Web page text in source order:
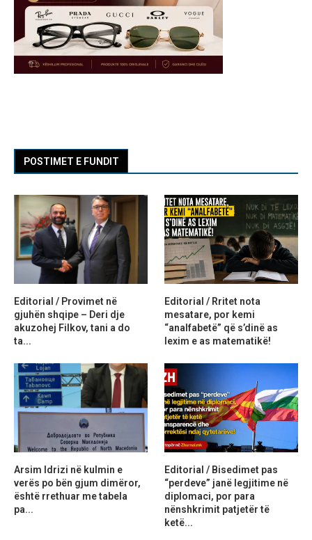
POSTIMET E FUNDIT
Editorial / Provimet në
gjuhën shqipe – Deri dje
akuzohej Filkov, tani a do
ta...
Editorial / Rritet nota
mesatare, por kemi
“analfabetë” që s’dinë as
lexim e as matematikë!
Arsim Idrizi në kulmin e
verës po bën gjum dimëror,
është rrethuar me tabela
pa...
Editorial / Bisedimet pas
“perdeve” janë legjitime në
diplomaci, por para
nënshkrimit patjetër të
ketë...